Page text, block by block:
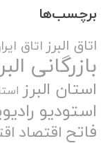
برچسب‌ها
اتاق البرز اتاق
بازرگانی
استان البرز
استودیو
فاتح اقتصاد